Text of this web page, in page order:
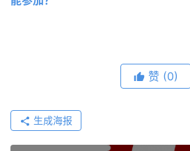
赞 (0)
生成海报